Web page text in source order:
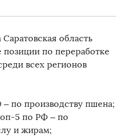
область
по переработке
всех регионов
по производству пшена;
5 по РФ – по
и жирам;